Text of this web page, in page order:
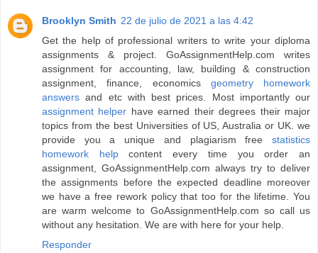
Brooklyn Smith 22 de julio de 2021 a las 4:42
Get the help of professional writers to write your diploma
assignments & project. GoAssignmentHelp.com writes
assignment for accounting, law, building & construction
assignment, finance, economics geometry homework
answers and etc with best prices. Most importantly our
assignment helper have earned their degrees their major
topics from the best Universities of US, Australia or UK. we
provide you a unique and plagiarism free statistics
homework helpcontent every time you order an
assignment, GoAssignmentHelp.com always try to deliver
the assignments before the expected deadline moreover
we have a free rework policy that too for the lifetime. You
are warm welcome to GoAssignmentHelp.com so call us
without any hesitation. We are with here for your help.
Responder